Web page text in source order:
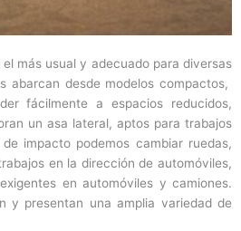
más usual y adecuado para diversas
abarcan desde modelos compactos,
fácilmente a espacios reducidos,
un asa lateral, aptos para trabajos
impacto podemos cambiar ruedas,
en la dirección de automóviles,
en automóviles y camiones.
y presentan una amplia variedad de